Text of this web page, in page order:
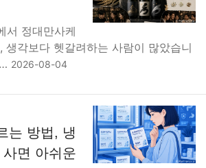
서 정대만사케
생각보다 헷갈려하는 사람이 많았습니
2026-08-04
는 방법, 냉
면 아쉬운